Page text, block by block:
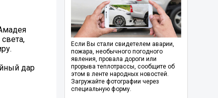
дар
Если Вы стали свидетелем аварии,
пожара, необычного погодного
явления, провала дороги или
прорыва теплотрассы, сообщите об
этом в ленте народных новостей.
Загружайте фотографии через
специальную форму.